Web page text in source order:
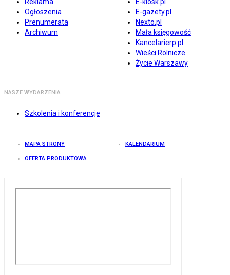
Ogłoszenia
Prenumerata
Archiwum
E-gazety.pl
Nexto.pl
Mała księgowość
Kancelarierp.pl
Wieści Rolnicze
Życie Warszawy
NASZE WYDARZENIA
Szkolenia i konferencje
MAPA STRONY KALENDARIUM
OFERTA PRODUKTOWA